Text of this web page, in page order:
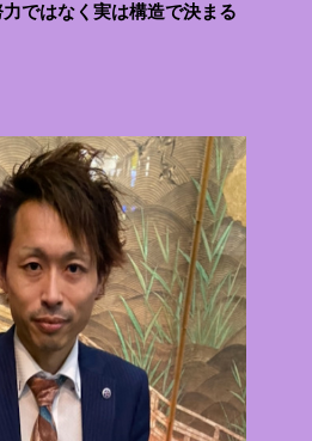
力ではなく実は構造で決まる